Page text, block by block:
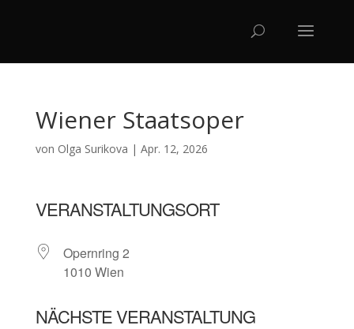
Wiener Staatsoper
von Olga Surikova | Apr. 12, 2026
VERANSTALTUNGSORT
Opernring 2
1010 Wien
NÄCHSTE VERANSTALTUNG